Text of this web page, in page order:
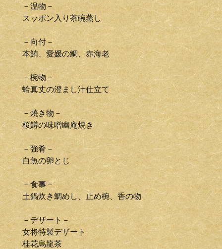
－温物－
スッポン入り茶碗蒸し
－向付－
本鮪、愛媛の鯛、赤海老
－椀物－
蛤真丈の澄まし汁仕立て
－焼き物－
桜鱒の味噌幽庵焼き
－強肴－
白魚の卵とじ
－食事－
土鍋炊き鯛めし、止め椀、香の物
－デザート－
女将特製デザート
桂花烏龍茶